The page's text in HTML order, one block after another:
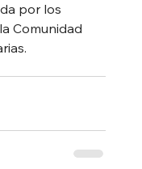
por los
Comunidad